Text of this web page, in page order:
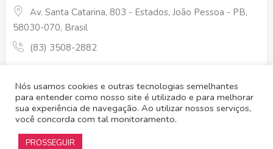
Av. Santa Catarina, 803 - Estados, João Pessoa - PB,
58030-070, Brasil
(83) 3508-2882
1 2 3 4 5 Próxima
Alliance© 2019 – Todos os direitos reservados | Desenvolvido por
Nós usamos cookies e outras tecnologias semelhantes
para entender como nosso site é utilizado e para melhorar
sua experiência de navegação. Ao utilizar nossos serviços,
você concorda com tal monitoramento.
PROSSEGUIR